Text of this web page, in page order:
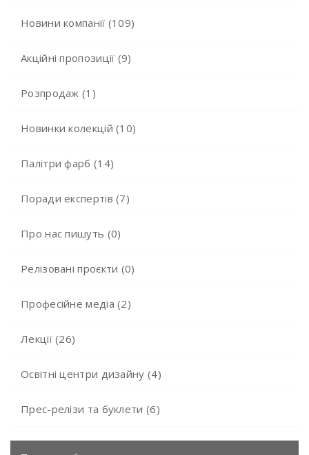
Новини компанії (109)
Акційні пропозиції (9)
Розпродаж (1)
Новинки колекцій (10)
Палітри фарб (14)
Поради експертів (7)
Про нас пишуть (0)
Релізовані проєкти (0)
Професійне медіа (2)
Лекції (26)
Освітні центри дизайну (4)
Прес-релізи та буклети (6)